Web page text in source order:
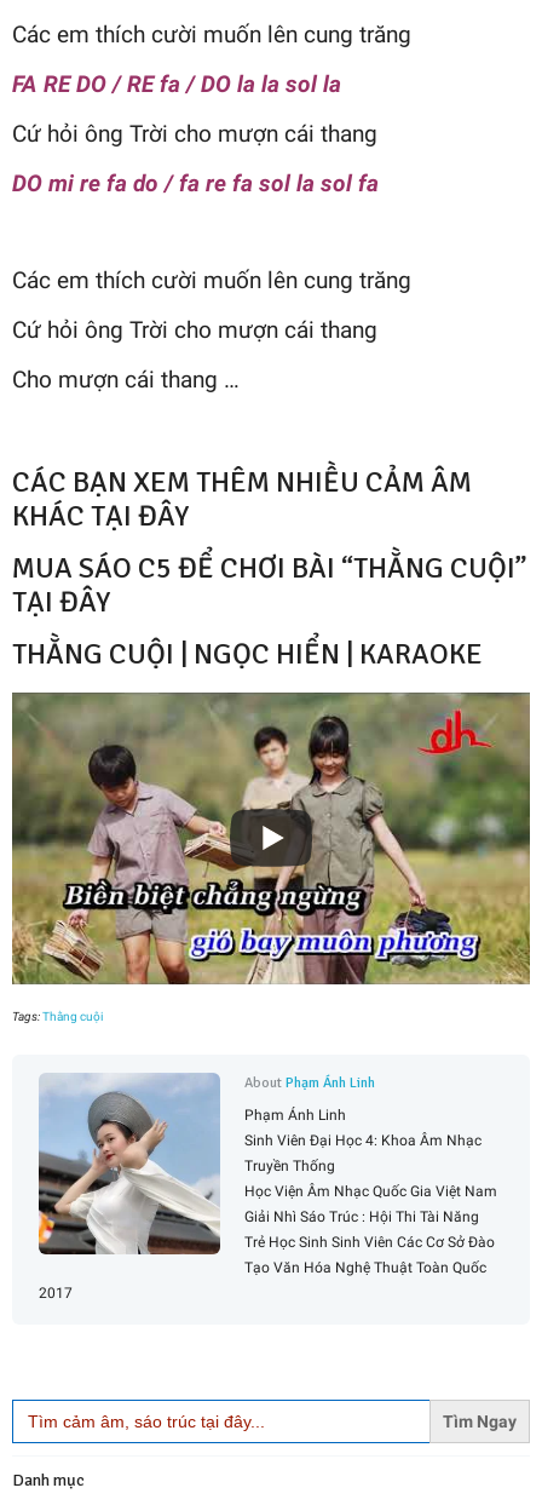
Các em thích cười muốn lên cung trăng
FA RE DO / RE fa / DO la la sol la
Cứ hỏi ông Trời cho mượn cái thang
DO mi re fa do / fa re fa sol la sol fa
Các em thích cười muốn lên cung trăng
Cứ hỏi ông Trời cho mượn cái thang
Cho mượn cái thang …
CÁC BẠN XEM THÊM NHIỀU CẢM ÂM
KHÁC TẠI ĐÂY
MUA SÁO C5 ĐỂ CHƠI BÀI “THẰNG CUỘI”
TẠI ĐÂY
THẰNG CUỘI | NGỌC HIỂN | KARAOKE
Tags:Thằng cuội
AboutPhạm Ánh Linh
Phạm Ánh Linh
Sinh Viên Đại Học 4: Khoa Âm Nhạc
Truyền Thống
Học Viện Âm Nhạc Quốc Gia Việt Nam
Giải Nhì Sáo Trúc : Hội Thi Tài Năng
Trẻ Học Sinh Sinh Viên Các Cơ Sở Đào
Tạo Văn Hóa Nghệ Thuật Toàn Quốc
2017
Search
for:
Danh mục